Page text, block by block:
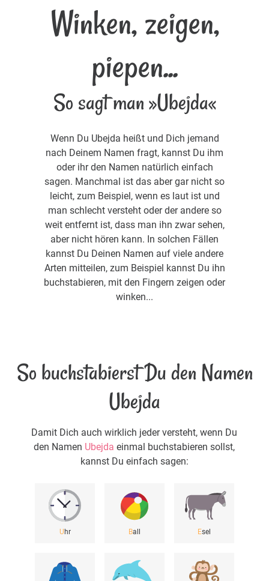
Winken, zeigen,
piepen...
So sagt man »Ubejda«
Wenn Du Ubejda heißt und Dich jemand
nach Deinem Namen fragt, kannst Du ihm
oder ihr den Namen natürlich einfach
sagen. Manchmal ist das aber gar nicht so
leicht, zum Beispiel, wenn es laut ist und
man schlecht versteht oder der andere so
weit entfernt ist, dass man ihn zwar sehen,
aber nicht hören kann. In solchen Fällen
kannst Du Deinen Namen auf viele andere
Arten mitteilen, zum Beispiel kannst Du ihn
buchstabieren, mit den Fingern zeigen oder
winken...
So buchstabierst Du den Namen
Ubejda
Damit Dich auch wirklich jeder versteht, wenn Du
den Namen Ubejda einmal buchstabieren sollst,
kannst Du einfach sagen:
U hr Ball Esel